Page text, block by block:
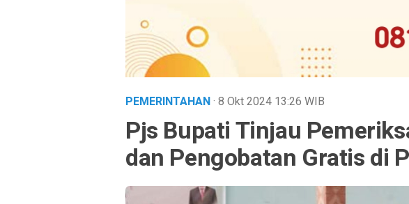
PEMERINTAHAN· 8 Okt 2024 13:26 WIB
Pjs Bupati Tinjau
dan Pengobatan Gratis di